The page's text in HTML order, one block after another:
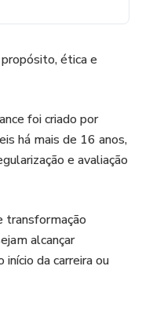
ética e
foi criado por
há mais de 16 anos,
e avaliação
transformação
alcançar
da carreira ou